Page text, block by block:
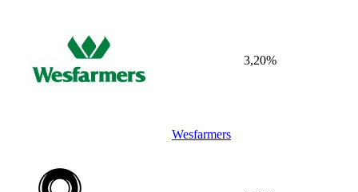
Wesfarmers
3,20%